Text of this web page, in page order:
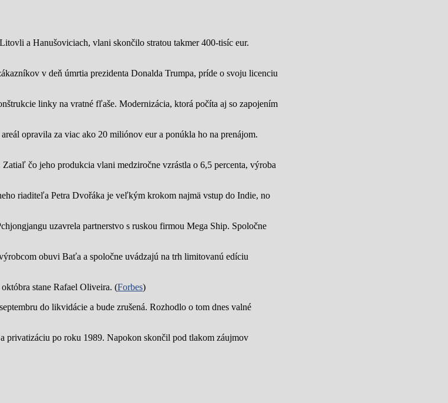
a Hanušoviciach, vlani skončilo stratou takmer 400-tisíc eur.
v deň úmrtia prezidenta Donalda Trumpa, príde o svoju licenciu
linky na vratné fľaše. Modernizácia, ktorá počíta aj so zapojením
opravila za viac ako 20 miliónov eur a ponúkla ho na prenájom.
čo jeho produkcia vlani medziročne vzrástla o 6,5 percenta, výroba
riaditeľa Petra Dvořáka je veľkým krokom najmä vstup do Indie, no
uzavrela partnerstvo s ruskou firmou Mega Ship. Spoločne
obuvi Baťa a spoločne uvádzajú na trh limitovanú edíciu
stane Rafael Oliveira. (Forbes)
do likvidácie a bude zrušená. Rozhodlo o tom dnes valné
privatizáciu po roku 1989. Napokon skončil pod tlakom záujmov